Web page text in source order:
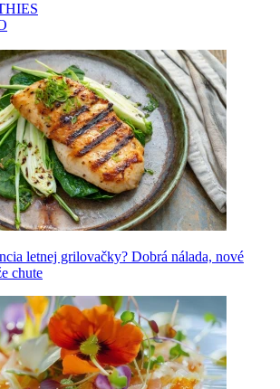
letnej grilovačky? Dobrá nálada, nové
chute